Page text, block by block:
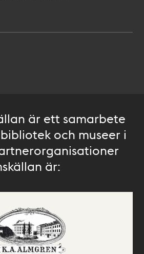
är ett samarbete
och museer i
är: